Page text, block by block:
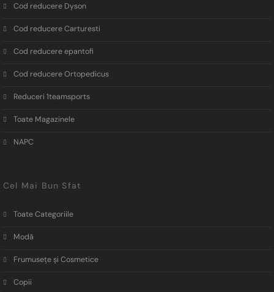
Cod reducere Dyson
Cod reducere Carturesti
Cod reducere epantofi
Cod reducere Ortopedicus
Reduceri 1teamsports
Toate Magazinele
NAPC
Cel Mai Bun Sfat
Toate Categoriile
Modă
Frumusețe și Cosmetice
Copii